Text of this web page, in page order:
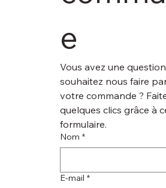
e
Vous avez une
souhaitez nous faire
votre commande ?
quelques clics grâce à
formulaire.
Nom *
E‑mail *